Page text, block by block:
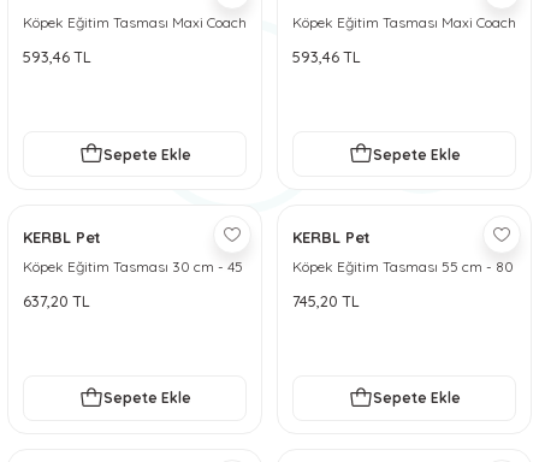
Köpek Eğitim Tasması Maxi Coach
593,46 TL
Sepete Ekle
Köpek Eğitim Tasması Maxi Coach
593,46 TL
Sepete Ekle
KERBL Pet
Köpek Eğitim Tasması 30 cm - 45
637,20 TL
Sepete Ekle
KERBL Pet
Köpek Eğitim Tasması 55 cm - 80
745,20 TL
Sepete Ekle